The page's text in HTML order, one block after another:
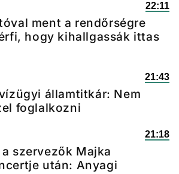
22:11
ment a rendőrségre
hogy kihallgassák ittas
21:43
államtitkár: Nem
foglalkozni
21:18
szervezők Majka
után: Anyagi